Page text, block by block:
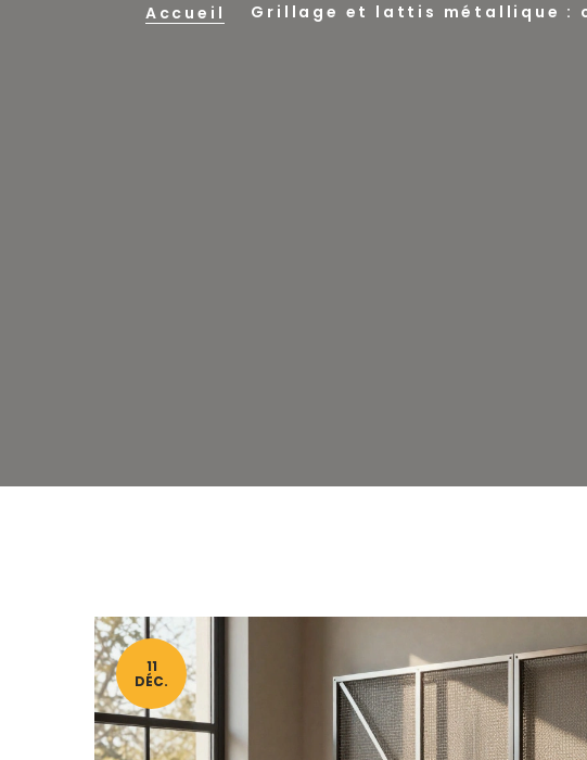
Accueil Grillage et lattis métallique :
11
DÉC.